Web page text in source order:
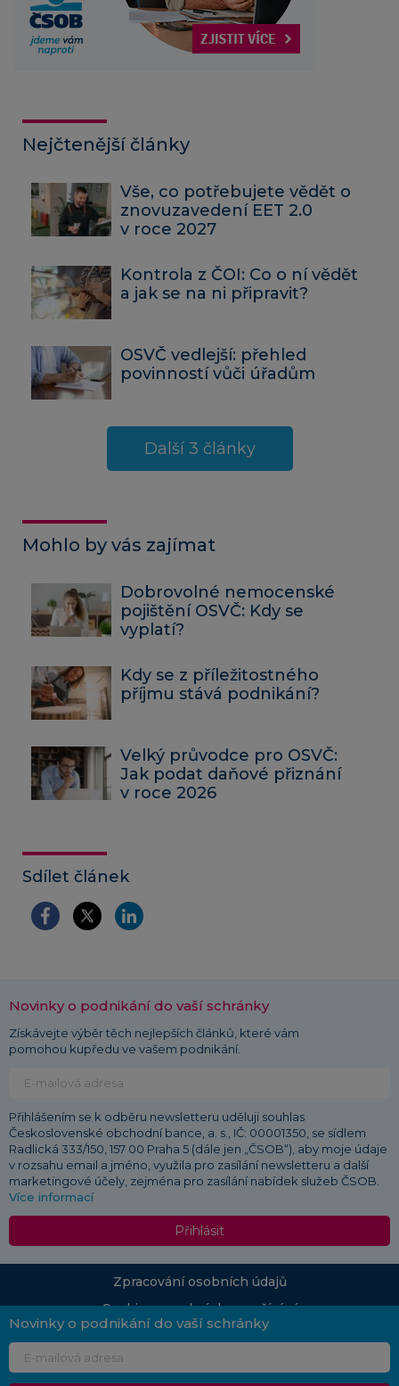
Nejčtenější články
Vše, co potřebujete vědět o
znovuzavedení EET 2.0
v roce 2027
Kontrola z ČOI: Co o ní vědět
a jak se na ni připravit?
OSVČ vedlejší: přehled
povinností vůči úřadům
Další 3 články
Mohlo by vás zajímat
Dobrovolné nemocenské
pojištění OSVČ: Kdy se
vyplatí?
Kdy se z příležitostného
příjmu stává podnikání?
Velký průvodce pro OSVČ:
Jak podat daňové přiznání
v roce 2026
Sdílet článek
Novinky o podnikání do vaší schránky
Získávejte výběr těch nejlepších článků, které vám
pomohou kupředu ve vašem podnikání.
Přihlášením se k odběru newsletteru uděluji souhlas
Československé obchodní bance, a. s., IČ: 00001350, se sídlem
Radlická 333/150, 157 00 Praha 5 (dále jen „ČSOB“), aby moje údaje
v rozsahu email a jméno, využila pro zasílání newsletteru a další
marketingové účely, zejména pro zasílání nabídek služeb ČSOB.
Více informací
Přihlásit
Zpracování osobních údajů
Cookies a podmínky používání
Průvodce podnikáním | Vydává: Československá obchodní banka, a. s., Radlická 333/150,
Novinky o podnikání do vaší schránky